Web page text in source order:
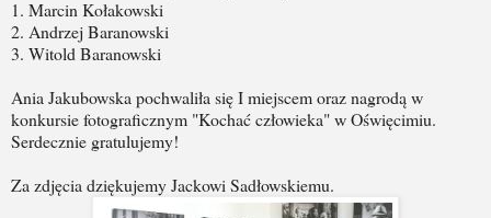
1. Marcin Kołakowski
2. Andrzej Baranowski
3. Witold Baranowski
Ania Jakubowska pochwaliła się I miejscem oraz nagrodą w
konkursie fotograficznym "Kochać człowieka" w Oświęcimiu.
Serdecznie gratulujemy!
Za zdjęcia dziękujemy Jackowi Sadłowskiemu.